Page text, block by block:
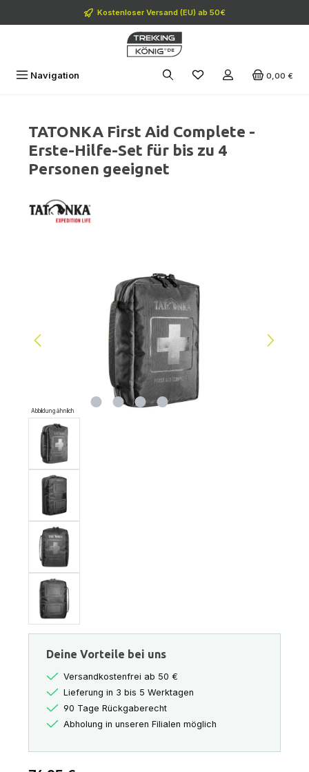
Zum Hauptinhalt springenKostenloser Versand (EU) ab 50€
Navigation 0,00 €
TATONKA First Aid Complete -
Erste-Hilfe-Set für bis zu 4
Personen geeignet
Abbildung ähnlich
Deine Vorteile bei uns
Versandkostenfrei ab 50 €
Lieferung in 3 bis 5 Werktagen
90 Tage Rückgaberecht
Abholung in unseren Filialen möglich